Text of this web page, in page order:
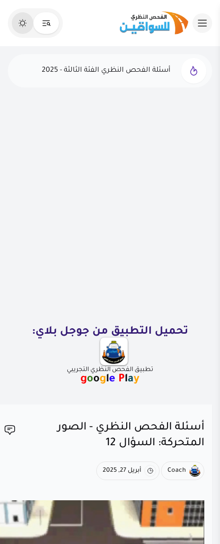
الفحص النظري التجريبي - 2025
تحميل التطبيق من جوجل بلاي:
تطبيق الفحص النظري التجريبي
google Play
أسئلة الفحص النظري - الصور
المتحركة: السؤال 12
Coach أبريل 27, 2025